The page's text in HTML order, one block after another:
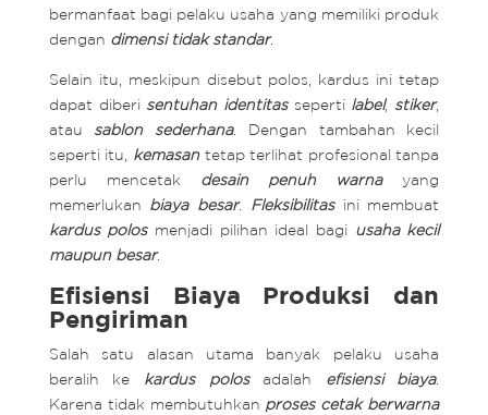
bermanfaat bagi pelaku usaha yang memiliki produk
dengan dimensi tidak standar.
Selain itu, meskipun disebut polos, kardus ini tetap
dapat diberi sentuhan identitasseperti label, stiker,
atau sablon sederhana. Dengan tambahan kecil
seperti itu, kemasantetap terlihat profesional tanpa
perlu mencetak desain penuh warnayang
memerlukan biaya besar. Fleksibilitasini membuat
kardus polosmenjadi pilihan ideal bagi usaha kecil
maupun besar.
Efisiensi Biaya Produksi dan
Pengiriman
Salah satu alasan utama banyak pelaku usaha
beralih ke kardus polosadalah efisiensi biaya.
Karena tidak membutuhkan proses cetak berwarna